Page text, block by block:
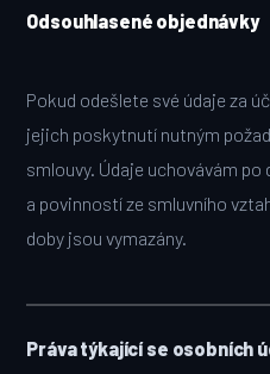
Odsouhlasené objednávky
Pokud odešlete své údaje za
jejich poskytnutí nutným
smlouvy. Údaje uchovávám
a povinností ze smluvního
doby jsou vymazány.
Práva týkající se osobních